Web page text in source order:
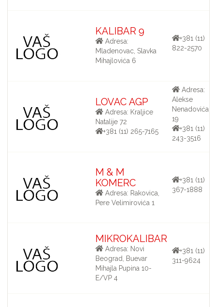
KALIBAR 9
Adresa:
Mladenovac, Slavka
Mihajlovića 6
+381 (11)
822-2570
LOVAC AGP
Adresa: Kraljice
Natalije 72
+381 (11) 265-7165
Adresa:
Alekse
Nenadovića
19
+381 (11)
243-3516
M & M
KOMERC
Adresa: Rakovica,
Pere Velimirovića 1
+381 (11)
367-1888
MIKROKALIBAR
Adresa: Novi
Beograd, Buevar
Mihajla Pupina 10-
E/VP 4
+381 (11)
311-9624